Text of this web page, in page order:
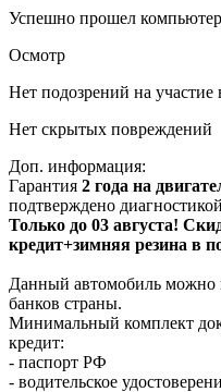
Успешно прошел
Осмотр
Нет подозрений на
Нет скрытых повреждений
Доп. информация:
Гарантия 2 года на
подтверждено
Только до 03 августа!
кредит+зимняя резина в
Данный автомобиль можно
банков страны.
Минимальный комплект
кредит:
- паспорт РФ
- водительское